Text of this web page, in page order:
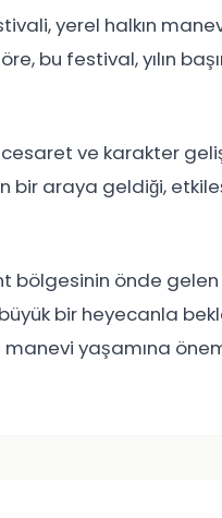
yerel halkın
bu festival, yılın
ve karakter
bir araya geldiği,
bölgesinin önde
bir heyecanla
yaşamına